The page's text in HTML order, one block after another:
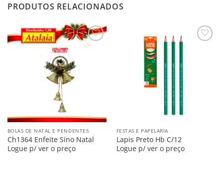
PRODUTOS RELACIONADOS
Salvar
BOLAS DE NATAL E PENDENTES
Ch1364 Enfeite Sino Natal
Logue p/ ver o preço
FESTAS E PAPELARIA
Lapis Preto Hb C/12
Logue p/ ver o preço